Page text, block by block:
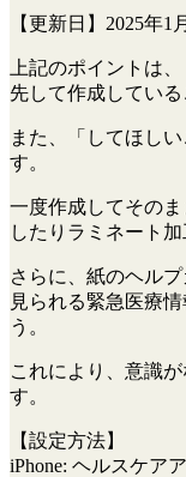
【更新日】2025年1
上記のポイントは
先して作成している
また、「してほし
す。
一度作成してその
したりラミネート
さらに、紙のヘル
見られる緊急医療
う。
これにより、意識
す。
【設定方法】
iPhone: ヘルスケ